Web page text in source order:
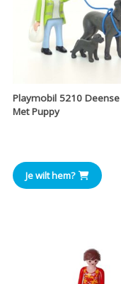
Playmobil 5210
Met Puppy
Je wilt hem?